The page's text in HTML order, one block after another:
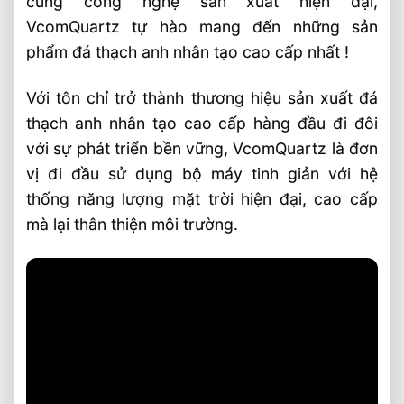
VcomQuartz tự hào mang đến những sản
phẩm đá thạch anh nhân tạo cao cấp nhất !
Với tôn chỉ trở thành thương hiệu sản xuất đá
thạch anh nhân tạo cao cấp hàng đầu đi đôi
với sự phát triển bền vững, VcomQuartz là đơn
vị đi đầu sử dụng bộ máy tinh giản với hệ
thống năng lượng mặt trời hiện đại, cao cấp
mà lại thân thiện môi trường.